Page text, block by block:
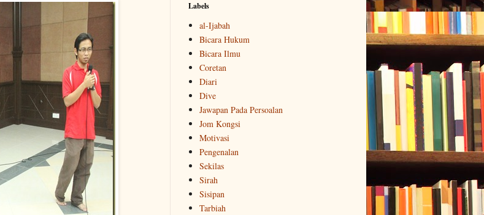
Labels
al-Ijabah
Bicara Hukum
Bicara Ilmu
Coretan
Diari
Dive
Jawapan Pada Persoalan
Jom Kongsi
Motivasi
Pengenalan
Sekilas
Sirah
Sisipan
Tarbiah